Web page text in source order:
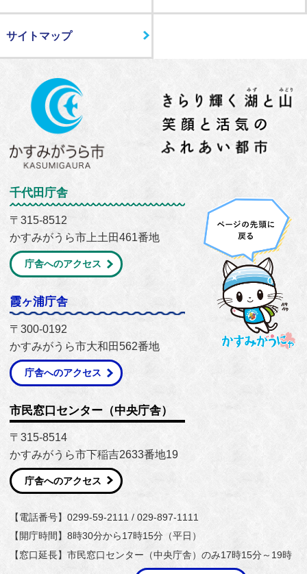
サイトマップ
千代田庁舎
〒315-8512
かすみがうら市上土田461番地
庁舎へのアクセス
霞ヶ浦庁舎
〒300-0192
かすみがうら市大和田562番地
庁舎へのアクセス
市民窓口センター（中央庁舎）
〒315-8514
かすみがうら市下稲吉2633番地19
庁舎へのアクセス
【電話番号】0299-59-2111 / 029-897-1111
【開庁時間】8時30分から17時15分（平日）
【窓口延長】市民窓口センター（中央庁舎）のみ17時15分～19時